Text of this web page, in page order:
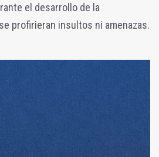
el desarrollo de la
profirieran insultos ni amenazas.